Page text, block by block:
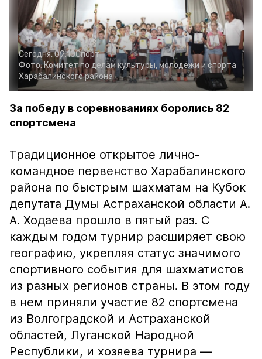
Сегодня, 09:10Спорт
Фото:Комитет по делам культуры, молодёжи и спорта
Харабалинского района
За победу в соревнованиях боролись 82
спортсмена
Традиционное открытое лично-
командное первенство Харабалинского
района по быстрым шахматам на Кубок
депутата Думы Астраханской области А.
А. Ходаева прошло в пятый раз. С
каждым годом турнир расширяет свою
географию, укрепляя статус значимого
спортивного события для шахматистов
из разных регионов страны. В этом году
в нем приняли участие 82 спортсмена
из Волгоградской и Астраханской
областей, Луганской Народной
Республики, и хозяева турнира —